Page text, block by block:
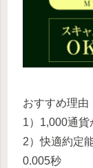
おすすめ理由
1）1,000通貨
2）快適約定
0.005秒